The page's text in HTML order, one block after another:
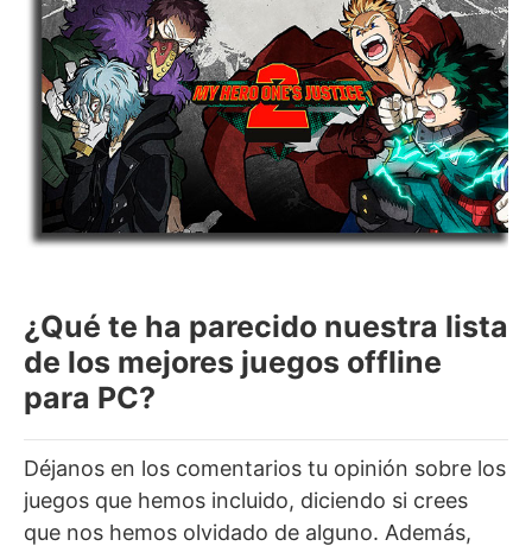
¿Qué te ha parecido nuestra lista
de los mejores juegos offline
para PC?
Déjanos en los comentarios tu opinión sobre los
juegos que hemos incluido, diciendo si crees
que nos hemos olvidado de alguno. Además,